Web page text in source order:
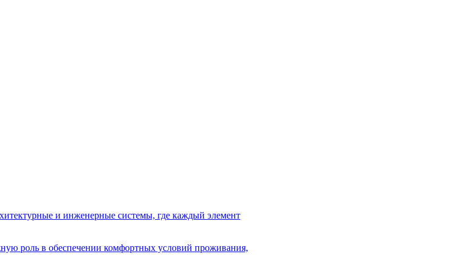
и инженерные системы, где каждый элемент
роль в обеспечении комфортных условий проживания,